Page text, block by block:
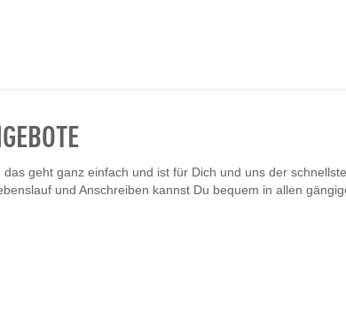
geht ganz einfach und ist für Dich und uns der schnellste
und Anschreiben kannst Du bequem in allen